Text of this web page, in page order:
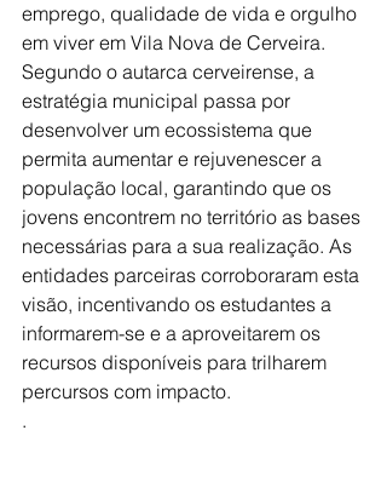
emprego, qualidade de vida e orgulho
em viver em Vila Nova de Cerveira.
Segundo o autarca cerveirense, a
estratégia municipal passa por
desenvolver um ecossistema que
permita aumentar e rejuvenescer a
população local, garantindo que os
jovens encontrem no território as bases
necessárias para a sua realização. As
entidades parceiras corroboraram esta
visão, incentivando os estudantes a
informarem-se e a aproveitarem os
recursos disponíveis para trilharem
percursos com impacto.
.